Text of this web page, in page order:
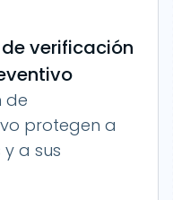
verificación
de
protegen a
a sus